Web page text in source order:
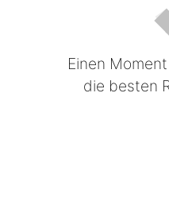
Einen
die besten